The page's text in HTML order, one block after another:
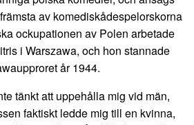
av komediskådespelorskorna
ockupationen av Polen arbetade
i Warszawa, och hon stannade
år 1944.
tänkt att uppehålla mig vid män,
faktiskt ledde mig till en kvinna,